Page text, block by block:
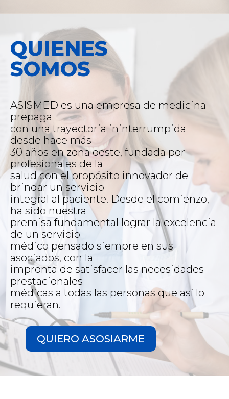
QUIENES
SOMOS
ASISMED es una empresa de medicina
prepaga
con una trayectoria ininterrumpida
desde hace más
30 años en zona oeste, fundada por
profesionales de la
salud con el propósito innovador de
brindar un servicio
integral al paciente. Desde el comienzo,
ha sido nuestra
premisa fundamental lograr la excelencia
de un servicio
médico pensado siempre en sus
asociados, con la
impronta de satisfacer las necesidades
prestacionales
médicas a todas las personas que así lo
requieran.
QUIERO ASOSIARME